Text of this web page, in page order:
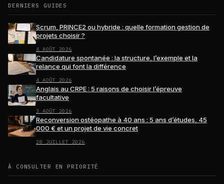
DERNIERS GUIDES
Scrum, PRINCE2 ou hybride : quelle formation gestion de
projets choisir ?
4 AOÛT 2026
Candidature spontanée : la structure, l’exemple et la
relance qui font la différence
4 AOÛT 2026
Anglais au CRPE : 5 raisons de choisir l’épreuve
facultative
3 AOÛT 2026
Reconversion ostéopathe à 40 ans : 5 ans d’études, 45
000 € et un projet de vie concret
28 JUILLET 2026
À CONSULTER EN PRIORITÉ